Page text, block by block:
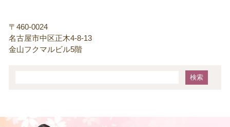
〒460-0024
名古屋市中区正木4-8-13
金山フクマルビル5階